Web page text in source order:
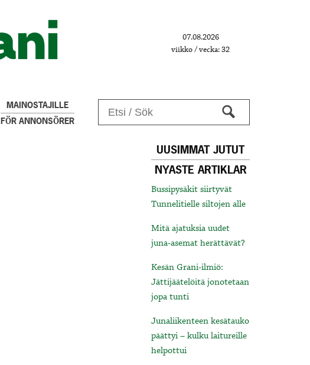
07.08.2026
viikko / vecka: 32
MAINOSTAJILLE
FÖR ANNONSÖRER
UUSIMMAT JUTUT
NYASTE ARTIKLAR
Bussipysäkit siirtyvät
Tunnelitielle siltojen alle
Mitä ajatuksia uudet
juna-asemat herättävät?
Kesän Grani-ilmiö:
Jättijäätelöitä jonotetaan
jopa tunti
Junaliikenteen kesätauko
päättyi – kulku laitureille
helpottui